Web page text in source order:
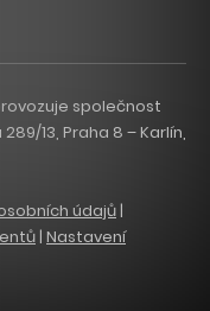
společnost
13, Praha 8 – Karlín,
údajů |
| Nastavení